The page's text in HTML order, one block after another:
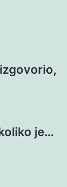
je…